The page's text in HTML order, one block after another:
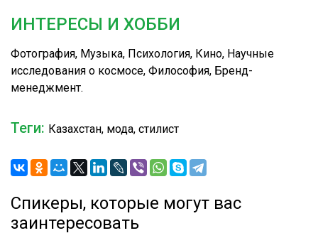
ИНТЕРЕСЫ И ХОББИ
Фотография, Музыка, Психология, Кино, Научные
исследования о космосе, Философия, Бренд-
менеджмент.
Теги: Казахстан, мода, стилист
Спикеры, которые могут вас
заинтересовать